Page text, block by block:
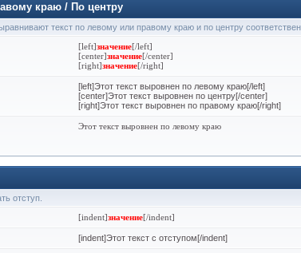
краю / По центру
текст по левому или правому краю и по центру
[left]значение[/left]
[center]значение[/center]
[right]значение[/right]
[left]Этот текст выровнен по левому краю[/left]
[center]Этот текст выровнен по центру[/center]
[right]Этот текст выровнен по правому краю[/right]
Этот текст выровнен по левому краю
отступ.
[indent]значение[/indent]
[indent]Этот текст с отступом[/indent]